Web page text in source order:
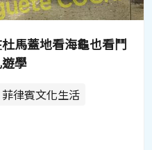
杜馬蓋地看海龜也看鬥
學
菲律賓文化生活